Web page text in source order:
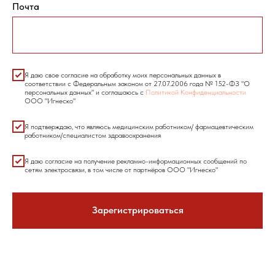
Почта
Я даю свое согласие на обработку моих персональных данных в
соответствии с Федеральным законом от 27.07.2006 года № 152-ФЗ "О
персональных данных" и соглашаюсь с Политикой Конфиденциальности
ООО "Игнеско"
Я подтверждаю, что являюсь медицинским работником/ фармацевтическим
работником/специалистом здравоохранения
Я даю согласие на получение рекламно-информационных сообщений по
сетям электросвязи, в том числе от партнёров ООО "Игнеско"
Зарегистрироваться